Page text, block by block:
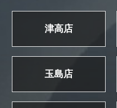
津高店
玉島店